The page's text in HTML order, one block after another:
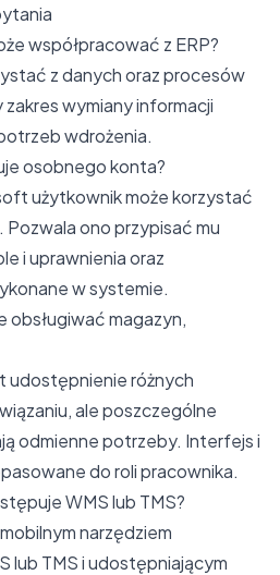
współpracować z ERP?
z danych oraz procesów
zakres wymiany informacji
wdrożenia.
osobnego konta?
użytkownik może korzystać
ono przypisać mu
i uprawnienia oraz
w systemie.
obsługiwać magazyn,
udostępnienie różnych
ale poszczególne
odmienne potrzeby. Interfejs i
do roli pracownika.
WMS lub TMS?
narzędziem
lub TMS i udostępniającym